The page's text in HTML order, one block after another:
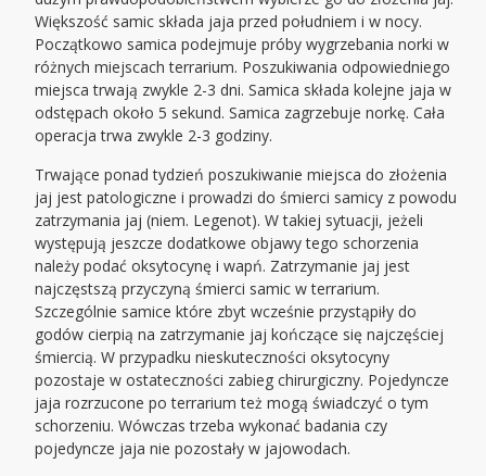
Większość samic składa jaja przed południem i w nocy.
Początkowo samica podejmuje próby wygrzebania norki w
różnych miejscach terrarium. Poszukiwania odpowiedniego
miejsca trwają zwykle 2-3 dni. Samica składa kolejne jaja w
odstępach około 5 sekund. Samica zagrzebuje norkę. Cała
operacja trwa zwykle 2-3 godziny.
Trwające ponad tydzień poszukiwanie miejsca do złożenia
jaj jest patologiczne i prowadzi do śmierci samicy z powodu
zatrzymania jaj (niem. Legenot). W takiej sytuacji, jeżeli
występują jeszcze dodatkowe objawy tego schorzenia
należy podać oksytocynę i wapń. Zatrzymanie jaj jest
najczęstszą przyczyną śmierci samic w terrarium.
Szczególnie samice które zbyt wcześnie przystąpiły do
godów cierpią na zatrzymanie jaj kończące się najczęściej
śmiercią. W przypadku nieskuteczności oksytocyny
pozostaje w ostateczności zabieg chirurgiczny. Pojedyncze
jaja rozrzucone po terrarium też mogą świadczyć o tym
schorzeniu. Wówczas trzeba wykonać badania czy
pojedyncze jaja nie pozostały w jajowodach.